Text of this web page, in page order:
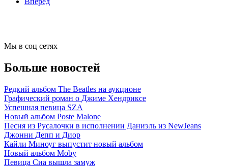
Мы в соц сетях
Больше новостей
Редкий альбом The Beatles на аукционе
Графический роман о Джиме Хендриксе
Успешная певица SZA
Новый альбом Poste Malone
Песня из Русалочки в исполнении Даниэль из NewJeans
Джонни Депп и Диор
Кайли Миноуг выпустит новый альбом
Новый альбом Moby
Певица Сиа вышла замуж